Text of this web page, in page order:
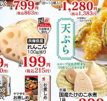
チラシ掲載商品か